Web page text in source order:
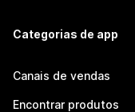
Categorias de app
Canais de vendas
Encontrar produtos